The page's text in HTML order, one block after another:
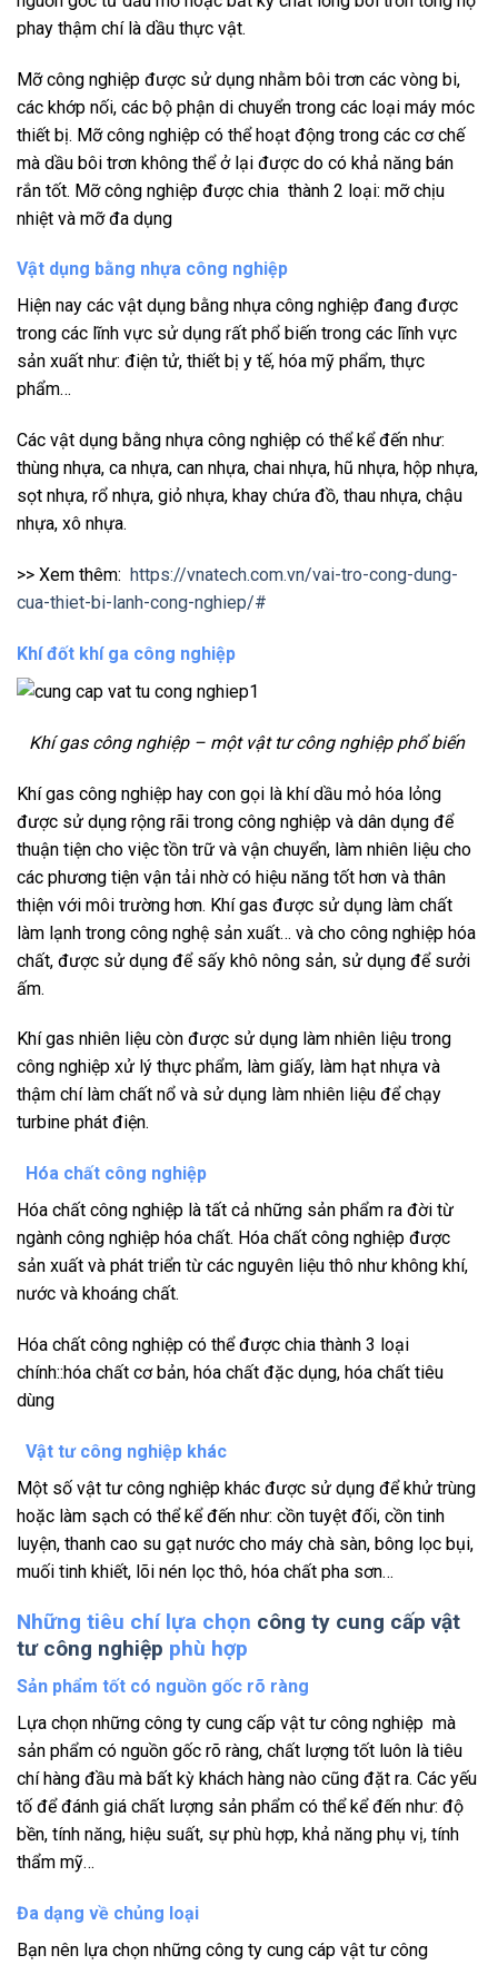
phay thậm chí là dầu thực vật.
Mỡ công nghiệp được sử dụng nhằm bôi trơn các vòng bi,
các khớp nối, các bộ phận di chuyển trong các loại máy móc
thiết bị. Mỡ công nghiệp có thể hoạt động trong các cơ chế
mà dầu bôi trơn không thể ở lại được do có khả năng bán
rắn tốt. Mỡ công nghiệp được chia thành 2 loại: mỡ chịu
nhiệt và mỡ đa dụng
Vật dụng bằng nhựa công nghiệp
Hiện nay các vật dụng bằng nhựa công nghiệp đang được
trong các lĩnh vực sử dụng rất phổ biến trong các lĩnh vực
sản xuất như: điện tử, thiết bị y tế, hóa mỹ phẩm, thực
phẩm…
Các vật dụng bằng nhựa công nghiệp có thể kể đến như:
thùng nhựa, ca nhựa, can nhựa, chai nhựa, hũ nhựa, hộp nhựa,
sọt nhựa, rổ nhựa, giỏ nhựa, khay chứa đồ, thau nhựa, chậu
nhựa, xô nhựa.
>> Xem thêm: https://vnatech.com.vn/vai-tro-cong-dung-
cua-thiet-bi-lanh-cong-nghiep/#
Khí đốt khí ga công nghiệp
Khí gas công nghiệp – một vật tư công nghiệp phổ biến
Khí gas công nghiệp hay con gọi là khí dầu mỏ hóa lỏng
được sử dụng rộng rãi trong công nghiệp và dân dụng để
thuận tiện cho việc tồn trữ và vận chuyển, làm nhiên liệu cho
các phương tiện vận tải nhờ có hiệu năng tốt hơn và thân
thiện với môi trường hơn. Khí gas được sử dụng làm chất
làm lạnh trong công nghệ sản xuất… và cho công nghiệp hóa
chất, được sử dụng để sấy khô nông sản, sử dụng để sưởi
ấm.
Khí gas nhiên liệu còn được sử dụng làm nhiên liệu trong
công nghiệp xử lý thực phẩm, làm giấy, làm hạt nhựa và
thậm chí làm chất nổ và sử dụng làm nhiên liệu để chạy
turbine phát điện.
Hóa chất công nghiệp
Hóa chất công nghiệp là tất cả những sản phẩm ra đời từ
ngành công nghiệp hóa chất. Hóa chất công nghiệp được
sản xuất và phát triển từ các nguyên liệu thô như không khí,
nước và khoáng chất.
Hóa chất công nghiệp có thể được chia thành 3 loại
chính::hóa chất cơ bản, hóa chất đặc dụng, hóa chất tiêu
dùng
Vật tư công nghiệp khác
Một số vật tư công nghiệp khác được sử dụng để khử trùng
hoặc làm sạch có thể kể đến như: cồn tuyệt đối, cồn tinh
luyện, thanh cao su gạt nước cho máy chà sàn, bông lọc bụi,
muối tinh khiết, lõi nén lọc thô, hóa chất pha sơn…
Những tiêu chí lựa chọn công ty cung cấp vật
tư công nghiệp phù hợp
Sản phẩm tốt có nguồn gốc rõ ràng
Lựa chọn những công ty cung cấp vật tư công nghiệp mà
sản phẩm có nguồn gốc rõ ràng, chất lượng tốt luôn là tiêu
chí hàng đầu mà bất kỳ khách hàng nào cũng đặt ra. Các yếu
tố để đánh giá chất lượng sản phẩm có thể kể đến như: độ
bền, tính năng, hiệu suất, sự phù hợp, khả năng phụ vị, tính
thẩm mỹ…
Đa dạng về chủng loại
Bạn nên lựa chọn những công ty cung cáp vật tư công